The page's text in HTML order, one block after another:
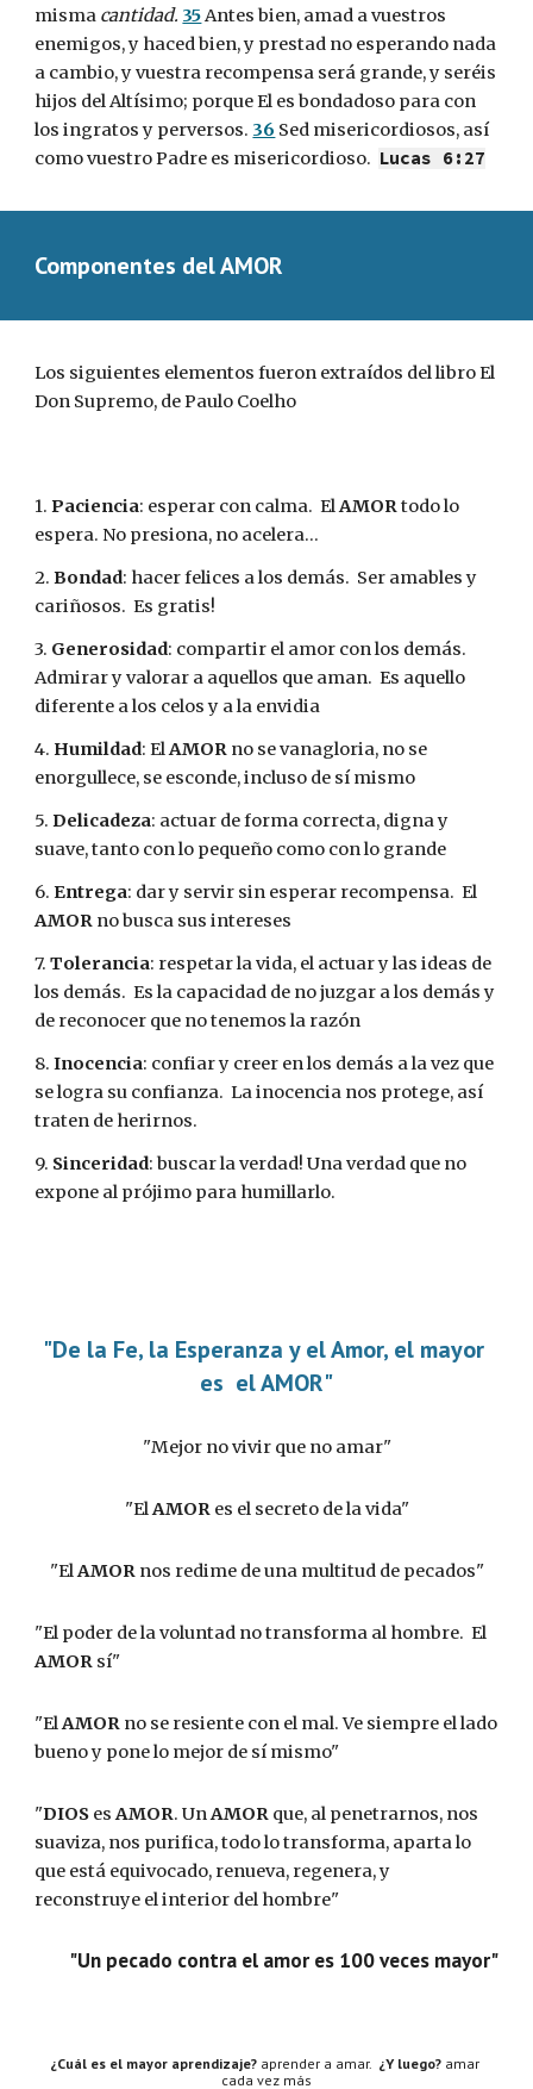
misma cantidad. 35 Antes bien, amad a vuestros
enemigos, y haced bien, y prestad no esperando nada
a cambio, y vuestra recompensa será grande, y seréis
hijos del Altísimo; porque El es bondadoso para con
los ingratos y perversos. 36 Sed misericordiosos, así
como vuestro Padre es misericordioso. Lucas 6:27
Componentes del AMOR
Los siguientes elementos fueron extraídos del libro El
Don Supremo, de Paulo Coelho
1. Paciencia: esperar con calma.  El AMOR todo lo
espera. No presiona, no acelera...
2. Bondad: hacer felices a los demás.  Ser amables y
cariñosos.  Es gratis!
3. Generosidad: compartir el amor con los demás.
Admirar y valorar a aquellos que aman.  Es aquello
diferente a los celos y a la envidia
4. Humildad: El AMOR no se vanagloria, no se
enorgullece, se esconde, incluso de sí mismo
5. Delicadeza: actuar de forma correcta, digna y
suave, tanto con lo pequeño como con lo grande
6. Entrega
AMOR no busca sus intereses
7. Tolerancia: respetar la vida, el actuar y las ideas de
los demás.  Es la capacidad de no juzgar a los demás y
de reconocer que no tenemos la razón
8. Inocencia: confiar y creer en los demás a la vez que
se logra su confianza.  La inocencia nos protege, así
traten de herirnos.
9. Sinceridad: buscar la verdad! Una verdad que no
expone al prójimo para humillarlo.
"De la Fe, la Esperanza y el Amor, el mayor
es  el AMOR"
"Mejor no vivir que no amar"
"El AMOR es el secreto de la vida"
"El AMOR nos redime de una multitud de pecados"
AMOR sí"
"El AMOR no se resiente con el mal. Ve siempre el lado
bueno y pone lo mejor de sí mismo"
"DIOS es AMOR. Un AMOR que, al penetrarnos, nos
suaviza, nos purifica, todo lo transforma, aparta lo
que está equivocado, renueva, regenera, y
reconstruye el interior del hombre"
"Un pecado contra el amor es 100 veces mayor"
¿Cuál es el mayor aprendizaje? aprender a amar. ¿Y luego? amar
cada vez más